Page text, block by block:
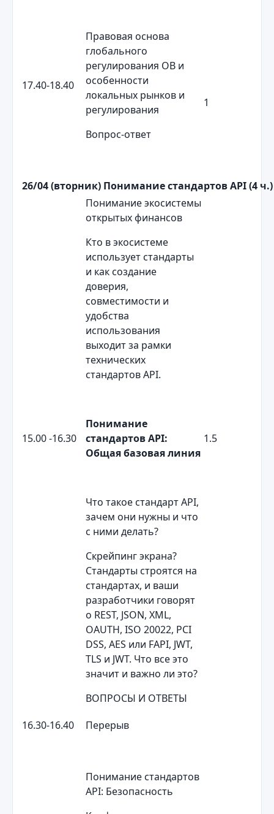
17.40-18.40
Правовая основа
глобального
регулирования ОВ и
особенности
локальных рынков и
регулирования
Вопрос-ответ
1
26/04 (вторник) Понимание стандартовAPI(4 ч.)
15.00 -16.30
Понимание экосистемы
открытых финансов
Кто в экосистеме
использует стандарты
и как создание
доверия,
совместимости и
удобства
использования
выходит за рамки
технических
стандартов API.
Понимание
стандартовAPI:
Общая базовая линия
Что такое стандарт API,
зачем они нужны и что
с ними делать?
Скрейпинг экрана?
Стандарты строятся на
стандартах, и ваши
разработчики говорят
о REST, JSON, XML,
OAUTH, ISO 20022, PCI
DSS, AES или FAPI, JWT,
TLS и JWT. Что все это
значит и важно ли это?
ВОПРОСЫ И ОТВЕТЫ
1.5
16.30-16.40 Перерыв
Понимание стандартов
API: Безопасность